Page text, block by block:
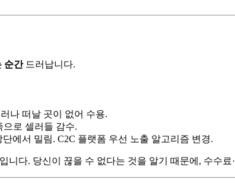
순간드러납니다.
나 떠날 곳이 없어 수용.
로 셀러들 감수.
에서 밀림. C2C 플랫폼 우선 노출 알고리즘 변경.
니다. 당신이 끊을 수 없다는 것을 알기 때문에, 수수